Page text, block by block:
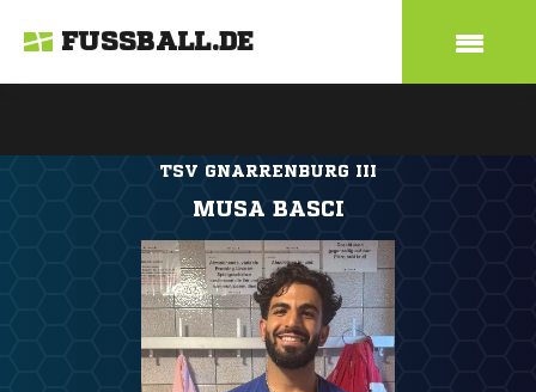
FUSSBALL.DE
TSV GNARRENBURG III
MUSA BASCI